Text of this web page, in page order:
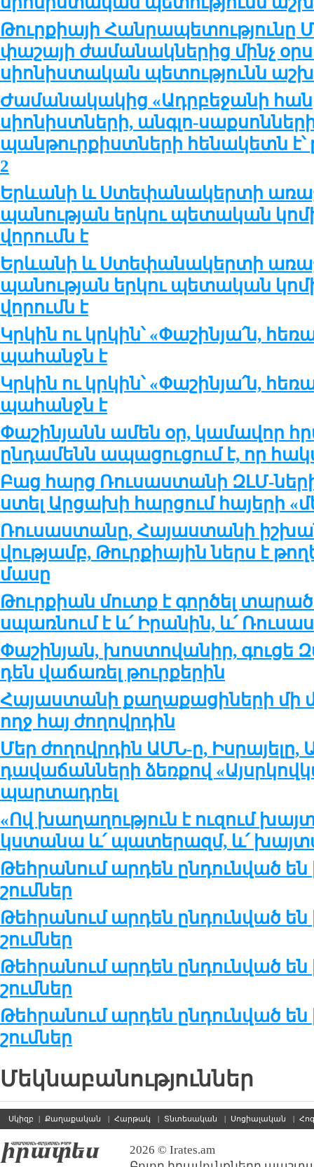
Թուրքիայի Հանրապետությունը
փաշայի ժամանակներից մինչ
սիոնիստական պետությունն
Ժամանակակից «Ադրբեջանի
սիոնիստների, անգլո-
պանթուրքիստների հենակետն է՝
2
Երևա­նի և Ստե­փա­նա­կեր­տի
պա­նու­թ­յան եր­կու պե­տա­կան
վո­րումն է
Երևա­նի և Ստե­փա­նա­կեր­տի
պա­նու­թ­յան եր­կու պե­տա­կան
վո­րումն է
Կրկին ու կր­կին՝ «Փա­շի­ն­յա՛ն,
պա­հանջն է
Կրկին ու կր­կին՝ «Փա­շի­ն­յա՛ն,
պա­հանջն է
Փա­շի­ն­յանն ա­մեն օր, կա­մա­վոր
ըն­դա­մենն ա­պա­ցու­ցում է, որ
Բաց հարց Ռու­սաս­տա­նի ԶԼՄ-
ստել Ար­ցա­խի հար­ցում հա­յե­րի
Ռու­սաս­տանը, Հա­յաս­տա­նի
վու­թ­յամբ, Թուր­քիա­յին ներս է
մա­սը
Թուր­քիան մուտք է գոր­ծել
սպառ­նում է և՛ Ի­րա­նին, և՛
Փա­շի­ն­յան, խոս­տո­վա­նիր, գու­ցե
դեն վա­ճա­ռել թուր­քե­րին
Հա­յաս­տա­նի քա­ղա­քա­ցի­նե­րի մի
ողջ հայ ժո­ղովր­դին
Մեր ժո­ղովր­դին ԱՄՆ-ը, Իս­րա­յե­լը,
դա­վա­ճան­նե­րի ձեռ­քով
պար­տադ­րել
«Ով խա­ղա­ղու­թ­յուն է ու­զում
կս­տա­նա և՛ պա­տե­րազմ, և՛
Թեհ­րա­նում ար­դեն ըն­դուն­ված
շում­ներ
Թեհ­րա­նում ար­դեն ըն­դուն­ված
շում­ներ
Թեհ­րա­նում ար­դեն ըն­դուն­ված
շում­ներ
Թեհ­րա­նում ար­դեն ըն­դուն­ված
շում­ներ
Մեկնաբանություններ
Սկիզբ | Քաղաքական | Հարթակ | Տնտեսական | Սոցիալական |
2026 © Irates.am